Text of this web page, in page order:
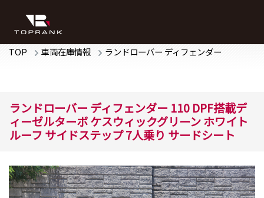
TOP 車両在庫情報 ランドローバー ディフェンダー
ランドローバー ディフェンダー 110 DPF搭載デ
ィーゼルターボケスウィックグリーン ホワイト
ルーフ サイドステップ 7人乗り サードシート